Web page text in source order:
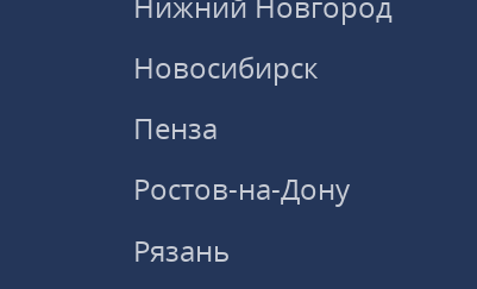
Новосибирск
Пенза
Ростов-на-Дону
Рязань